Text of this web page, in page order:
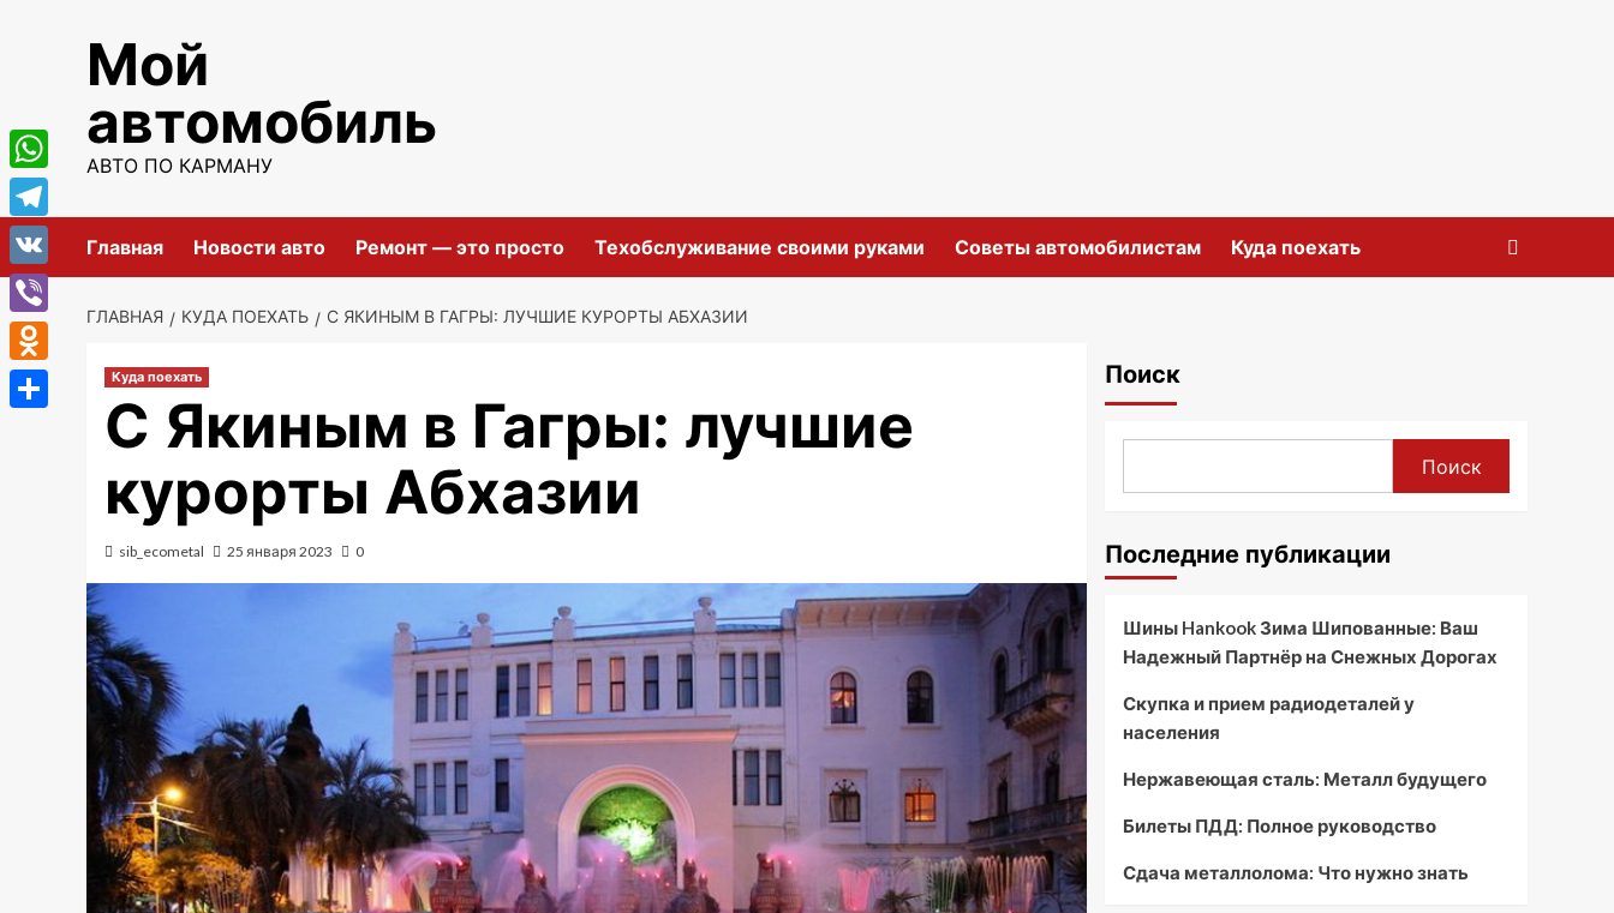
содержимомуМой
автомобиль
АВТО ПО КАРМАНУ
Главная Новости авто Ремонт — это просто Техобслуживание своими руками Советы автомобилистам Куда поехать
ГЛАВНАЯ КУДА ПОЕХАТЬ С ЯКИНЫМ В ГАГРЫ: ЛУЧШИЕ КУРОРТЫ АБХАЗИИ
Куда поехать
С Якиным в Гагры: лучшие
курорты Абхазии
sib_ecometal 25 января 2023 0
Поиск
Поиск
Последние публикации
Шины Hankook Зима Шипованные: Ваш
Надежный Партнёр на Снежных Дорогах
Скупка и прием радиодеталей у
населения
Нержавеющая сталь: Металл будущего
Билеты ПДД: Полное руководство
Сдача металлолома: Что нужно знать
WhatsApp
Telegram
VK
Viber
Odnoklassniki
Отправить